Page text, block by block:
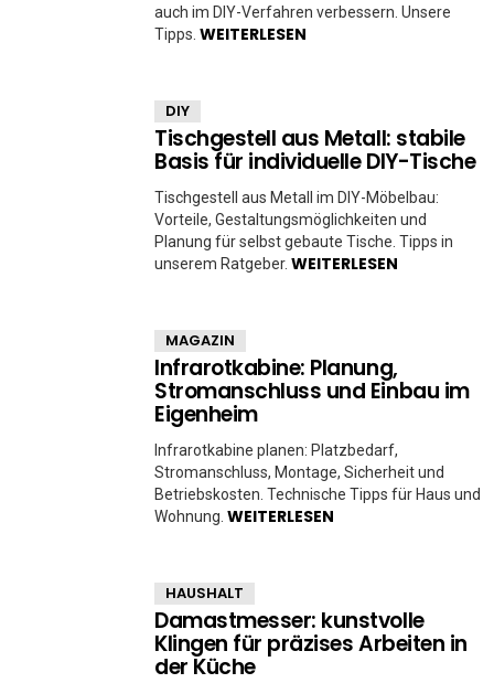
auch im DIY-Verfahren verbessern. Unsere
Tipps. WEITERLESEN
DIY
Tischgestell aus Metall: stabile
Basis für individuelle DIY-Tische
Tischgestell aus Metall im DIY-Möbelbau:
Vorteile, Gestaltungsmöglichkeiten und
Planung für selbst gebaute Tische. Tipps in
unserem Ratgeber. WEITERLESEN
MAGAZIN
Infrarotkabine: Planung,
Stromanschluss und Einbau im
Eigenheim
Infrarotkabine planen: Platzbedarf,
Stromanschluss, Montage, Sicherheit und
Betriebskosten. Technische Tipps für Haus und
Wohnung. WEITERLESEN
HAUSHALT
Damastmesser: kunstvolle
Klingen für präzises Arbeiten in
der Küche